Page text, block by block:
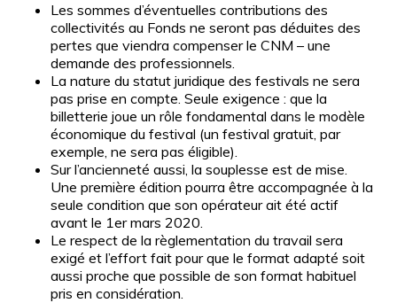
Les sommes d’éventuelles contributions des
collectivités au Fonds ne seront pas déduites des
pertes que viendra compenser le CNM – une
demande des professionnels.
La nature du statut juridique des festivals ne sera
pas prise en compte. Seule exigence : que la
billetterie joue un rôle fondamental dans le modèle
économique du festival (un festival gratuit, par
exemple, ne sera pas éligible).
Sur l’ancienneté aussi, la souplesse est de mise.
Une première édition pourra être accompagnée à la
seule condition que son opérateur ait été actif
avant le 1er mars 2020.
Le respect de la règlementation du travail sera
exigé et l’effort fait pour que le format adapté soit
aussi proche que possible de son format habituel
pris en considération.